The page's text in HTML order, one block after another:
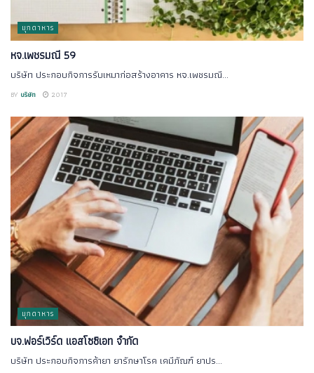
มุกดาหาร
หจ.เพชรมณี 59
บริษัท ประกอบกิจการรับเหมาก่อสร้างอาคาร หจ.เพชรมณี...
BY บริษัท 2017
มุกดาหาร
บจ.ฟอร์เวิร์ด แอสโซซิเอท จำกัด
บริษัท ประกอบกิจการค้ายา ยารักษาโรค เคมีภัณฑ์ ยาปร...